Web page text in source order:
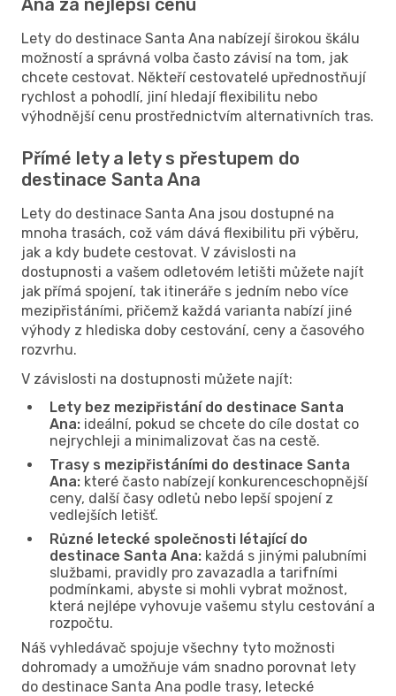
Ana za nejlepší cenu
Lety do destinace Santa Ana nabízejí širokou škálu
možností a správná volba často závisí na tom, jak
chcete cestovat. Někteří cestovatelé upřednostňují
rychlost a pohodlí, jiní hledají flexibilitu nebo
výhodnější cenu prostřednictvím alternativních tras.
Přímé lety a lety s přestupem do
destinace Santa Ana
Lety do destinace Santa Ana jsou dostupné na
mnoha trasách, což vám dává flexibilitu při výběru,
jak a kdy budete cestovat. V závislosti na
dostupnosti a vašem odletovém letišti můžete najít
jak přímá spojení, tak itineráře s jedním nebo více
mezipřistáními, přičemž každá varianta nabízí jiné
výhody z hlediska doby cestování, ceny a časového
rozvrhu.
V závislosti na dostupnosti můžete najít:
Lety bez mezipřistání do destinace Santa
Ana: ideální, pokud se chcete do cíle dostat co
nejrychleji a minimalizovat čas na cestě.
Trasy s mezipřistáními do destinace Santa
Ana: které často nabízejí konkurenceschopnější
ceny, další časy odletů nebo lepší spojení z
vedlejších letišť.
Různé letecké společnosti létající do
destinace Santa Ana: každá s jinými palubními
službami, pravidly pro zavazadla a tarifními
podmínkami, abyste si mohli vybrat možnost,
která nejlépe vyhovuje vašemu stylu cestování a
rozpočtu.
Náš vyhledávač spojuje všechny tyto možnosti
dohromady a umožňuje vám snadno porovnat lety
do destinace Santa Ana podle trasy, letecké